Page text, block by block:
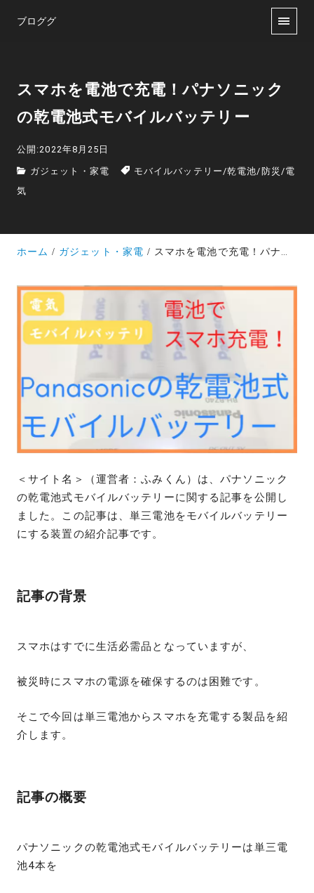
ブロググ
スマホを電池で充電！パナソニック
の乾電池式モバイルバッテリー
公開:2022年8月25日
ガジェット・家電 モバイルバッテリー /乾電池/ 防災 /電
気
ホーム ガジェット・家電 スマホを電池で充電！パナソニックの乾電池式モバイルバッテリー
＜サイト名＞（運営者：ふみくん）は、パナソニック
の乾電池式モバイルバッテリーに関する記事を公開し
ました。この記事は、単三電池をモバイルバッテリー
にする装置の紹介記事です。
記事の背景
スマホはすでに生活必需品となっていますが、
被災時にスマホの電源を確保するのは困難です。
そこで今回は単三電池からスマホを充電する製品を紹
介します。
記事の概要
パナソニックの乾電池式モバイルバッテリーは単三電
池4本を